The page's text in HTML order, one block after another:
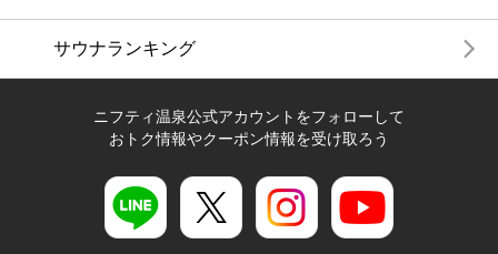
サウナランキング
ニフティ温泉公式アカウントをフォローして
おトク情報やクーポン情報を受け取ろう